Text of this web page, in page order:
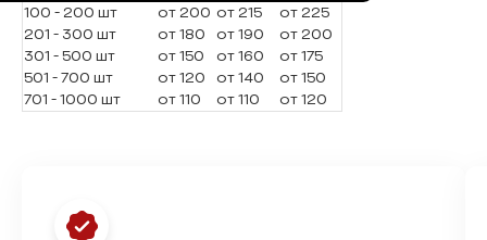
100 - 200 шт от 200 от 215
от 225
201 - 300 шт
от 180 от 190
от 200
301 - 500 шт
от 150 от 160
от 175
501 - 700 шт
от 120 от 140
от 150
701 - 1000 шт
от 110 от 110 от 120